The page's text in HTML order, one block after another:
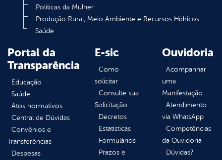
Políticas da Mulher
Produção Rural, Meio Ambiente e Recursos Hídricos
Saúde
Portal da
Transparência
Educação
Saúde
Atos normativos
Central de Dúvidas
Convênios e
Transferências
Despesas
E-sic
Como
solicitar
Consulte sua
Solicitação
Decretos
Estatísticas
Formulários
Prazos e
Ouvidoria
Acompanhar
uma
Manifestação
Atendimento
via WhatsApp
Competências
da Ouvidoria
Dúvidas?